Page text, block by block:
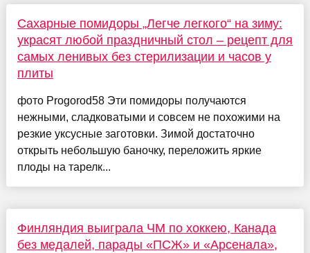
Сахарные помидоры „Легче легкого“ на зиму:
украсят любой праздничный стол – рецепт для
самых ленивых без стерилизации и часов у
плиты
фото Progorod58 Эти помидоры получаются
нежными, сладковатыми и совсем не похожими на
резкие уксусные заготовки. Зимой достаточно
открыть небольшую баночку, переложить яркие
плоды на тарелк...
Финляндия выиграла ЧМ по хоккею, Канада
без медалей, парады «ПСЖ» и «Арсенала»,